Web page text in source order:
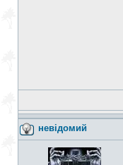
невідомий